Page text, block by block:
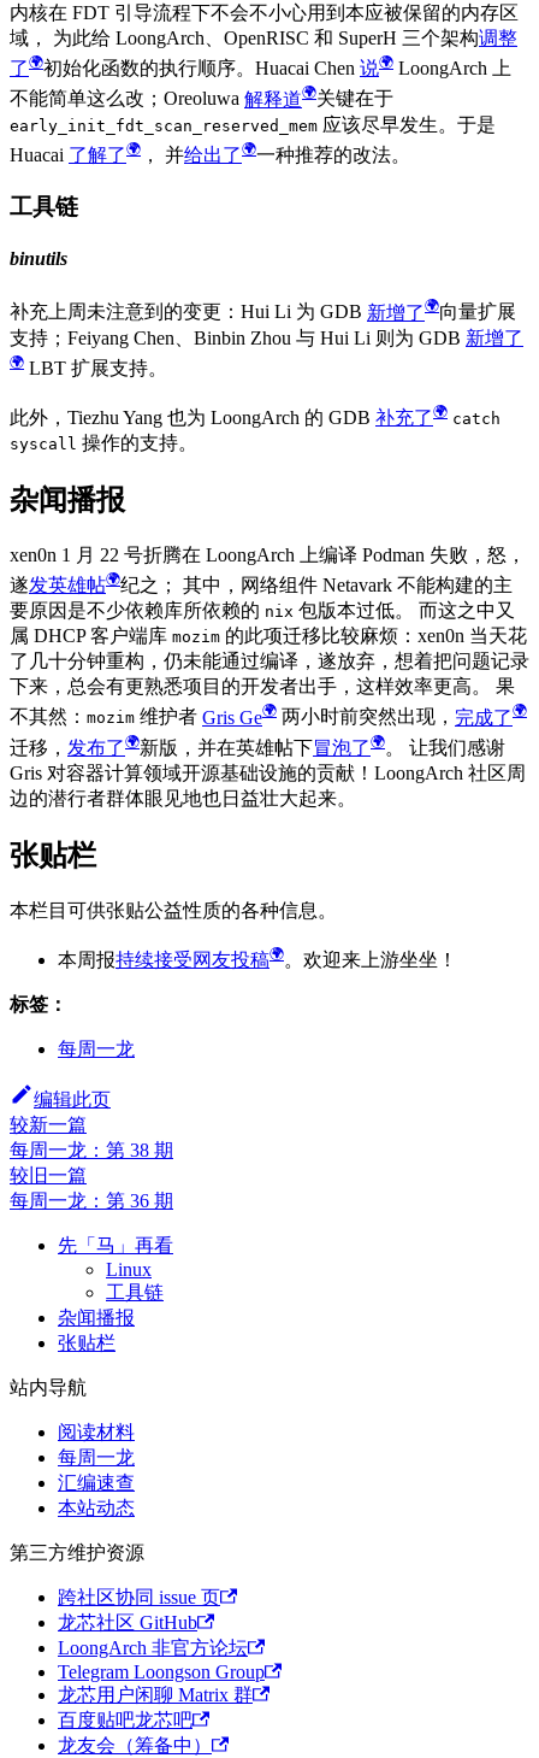
内核在 FDT 引导流程下不会不小心用到本应被保留的内存区
域， 为此给 LoongArch、OpenRISC 和 SuperH 三个架构调整
了
初始化函数的执行顺序。Huacai Chen 说
LoongArch 上
不能简单这么改；Oreoluwa 解释道 关键在于
early_init_fdt_scan_reserved_mem 应该尽早发生。于是
Huacai 了解了 ， 并给出了 一种推荐的改法。
工具链
binutils
补充上周未注意到的变更：Hui Li 为 GDB 新增了
向量扩展
支持；Feiyang Chen、Binbin Zhou 与 Hui Li 则为 GDB 新增了
LBT 扩展支持。
此外，Tiezhu Yang 也为 LoongArch 的 GDB 补充了
catch
syscall 操作的支持。
杂闻播报
xen0n 1 月 22 号折腾在 LoongArch 上编译 Podman 失败，怒，
遂发英雄帖
纪之； 其中，网络组件 Netavark 不能构建的主
要原因是不少依赖库所依赖的 nix 包版本过低。 而这之中又
属 DHCP 客户端库 mozim 的此项迁移比较麻烦：xen0n 当天花
了几十分钟重构，仍未能通过编译，遂放弃，想着把问题记录
下来，总会有更熟悉项目的开发者出手，这样效率更高。 果
不其然： mozim 维护者 Gris Ge 两小时前突然出现， 完成了
迁移， 发布了 新版，并在英雄帖下冒泡了
。 让我们感谢
Gris 对容器计算领域开源基础设施的贡献！LoongArch 社区周
边的潜行者群体眼见地也日益壮大起来。
张贴栏
本栏目可供张贴公益性质的各种信息。
本周报持续接受网友投稿 。欢迎来上游坐坐！
标签：
每周一龙
编辑此页
较新一篇
每周一龙：第 38 期
较旧一篇
每周一龙：第 36 期
先「马」再看
Linux
工具链
杂闻播报
张贴栏
站内导航
阅读材料
每周一龙
汇编速查
本站动态
第三方维护资源
跨社区协同 issue 页
龙芯社区 GitHub
LoongArch 非官方论坛
Telegram Loongson Group
龙芯用户闲聊 Matrix 群
百度贴吧龙芯吧
龙友会（筹备中）